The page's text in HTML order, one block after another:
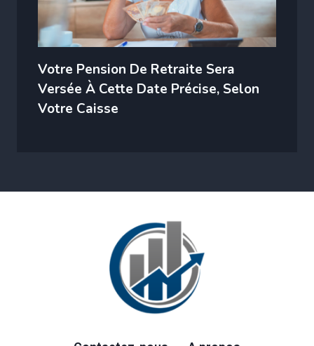
Votre Pension De Retraite Sera
Versée À Cette Date Précise, Selon
Votre Caisse